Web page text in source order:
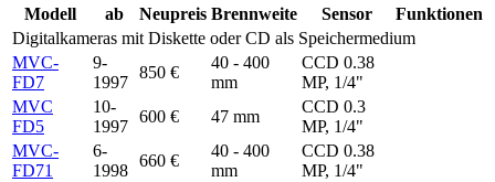
Modell
ab Neupreis Brennweite Sensor
Funktionen
Digitalkameras mit Diskette oder CD als Speichermedium
MVC-
FD7
9-
1997
850 €
40 - 400
mm
CCD 0.38
MP, 1/4"
MVC
FD5
10-
1997
600 € 47 mm
CCD 0.3
MP, 1/4"
MVC-
FD71
6-
1998
660 €
40 - 400
mm
CCD 0.38
MP, 1/4"